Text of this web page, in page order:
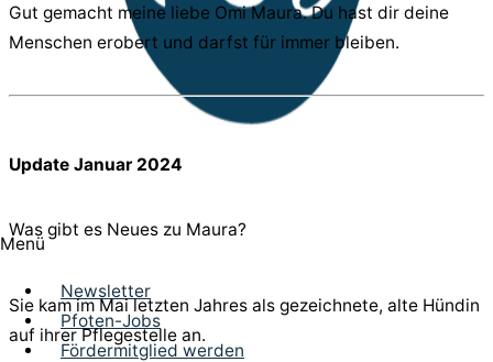
Menü
Newsletter
Pfoten-Jobs
Fördermitglied werden
Gut gemacht meine liebe Omi Maura. Du hast dir deine
Menschen erobert und darfst für immer bleiben.
Update Januar 2024
Was gibt es Neues zu Maura?
Sie kam im Mai letzten Jahres als gezeichnete, alte Hündin
auf ihrer Pflegestelle an.